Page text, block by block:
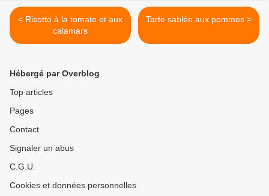
< Risotto à la tomate et aux
calamars
Tarte sablée aux pommes >
Hébergé par Overblog
Top articles
Pages
Contact
Signaler un abus
C.G.U.
Cookies et données personnelles